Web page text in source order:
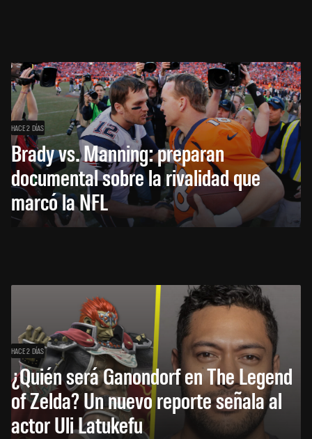
HACE 2 DÍAS
Brady vs. Manning: preparan
documental sobre la rivalidad que
marcó la NFL
HACE 2 DÍAS
¿Quién será Ganondorf en The Legend
of Zelda? Un nuevo reporte señala al
actor Uli Latukefu